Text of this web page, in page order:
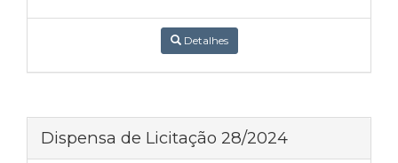
Detalhes
Dispensa de Licitação 28/2024